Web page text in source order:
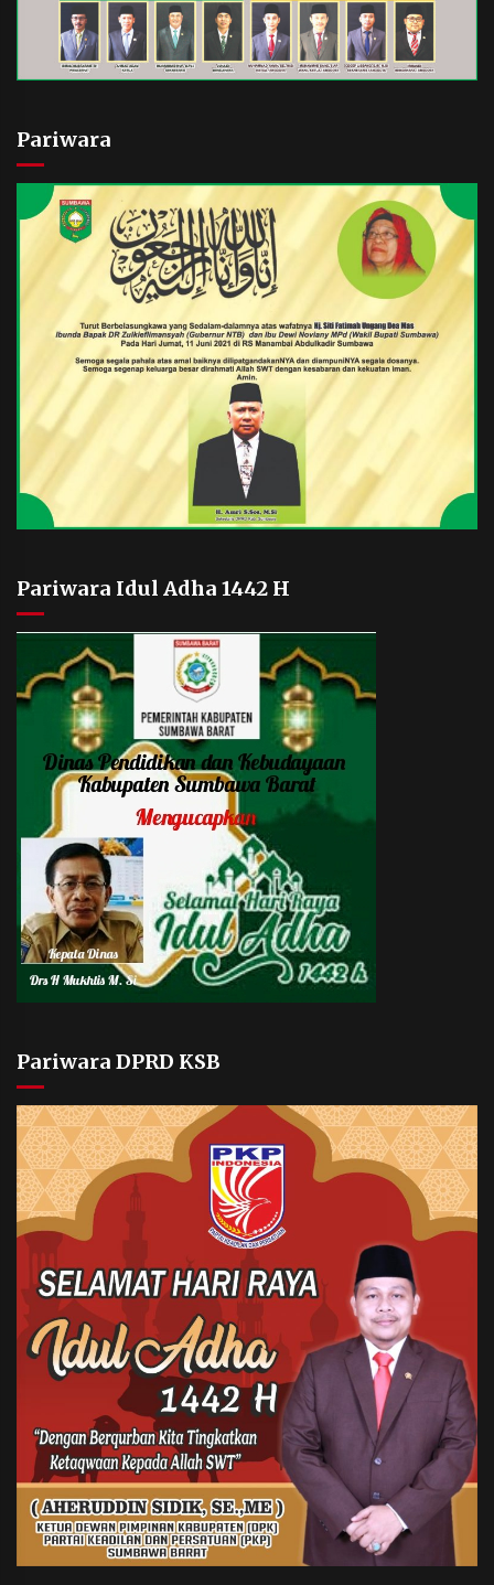
Pariwara
Pariwara Idul Adha 1442 H
Pariwara DPRD KSB